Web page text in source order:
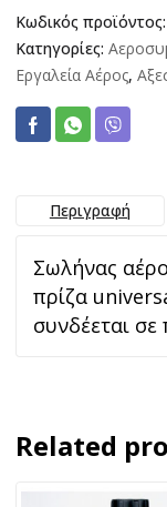
Κωδικός προϊόντος:
Κατηγορίες:
Εργαλεία Αέρος,
Περιγραφή
Σωλήνας
πρίζα
συνδέεται
Related